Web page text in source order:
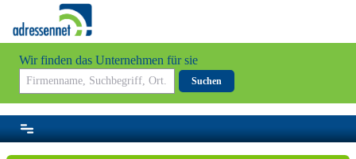
Wir finden das Unternehmen für sie
Suchen